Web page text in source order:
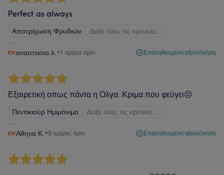
Perfect as always
Αποτρίχωση Φρυδιών Δείξε όλες τις κριτικές…
αναστασια λ. •1 ημέρα πριν Επαληθευμένη αξιολόγηση
Εξαιρετική οπως πάντα η Ολγα. Κριμα που φεύγει😔
Πεντικιούρ Ημιμόνιμο Δείξε όλες τις κριτικές…
Αθηνα Κ. •5 ημέρες πριν Επαληθευμένη αξιολόγηση